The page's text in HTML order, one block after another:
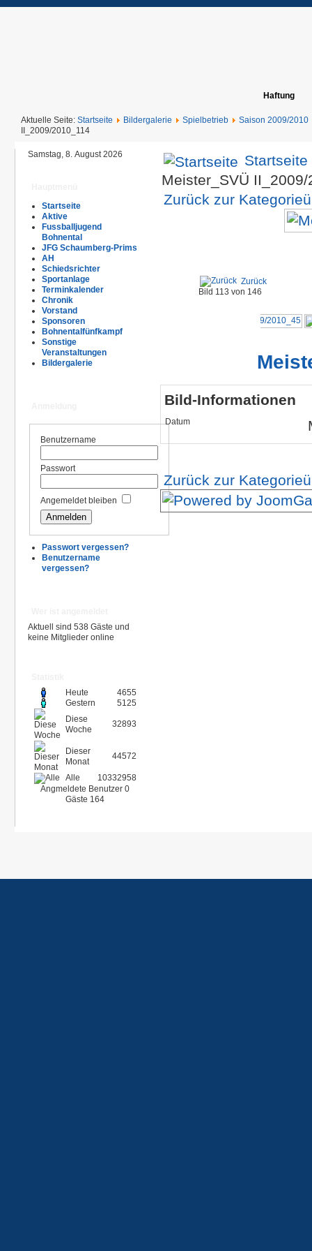
Haftung
Aktuelle Seite: Startseite Bildergalerie Spielbetrieb
Saison 2009/2010
II_2009/2010_114
Samstag, 8. August 2026
Startseite
Aktive
Fussballjugend
Bohnental
JFG Schaumberg-Prims
AH
Schiedsrichter
Sportanlage
Terminkalender
Chronik
Vorstand
Sponsoren
Bohnentalfünfkampf
Sonstige
Veranstaltungen
Bildergalerie
Benutzername
Passwort
Angemeldet bleiben
Passwort vergessen?
Benutzername
vergessen?
Aktuell sind 538 Gäste und
keine Mitglieder online
Heute
4655
Gestern
5125
Diese
Woche
32893
Dieser
Monat
44572
Alle
10332958
Angmeldete Benutzer 0
Gäste 164
Startseite
Meister_SVÜ II_2009/
Zurück zur
Zurück
Bild 113 von 146
Bild-Informationen
Datum
Zurück zur